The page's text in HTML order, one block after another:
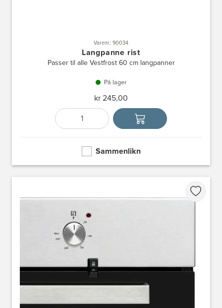
Varenr.: 90034
Langpanne rist
Passer til alle Vestfrost 60 cm langpanner
På lager
kr 245,00
Antall
Velg enhet
Sammenlikn